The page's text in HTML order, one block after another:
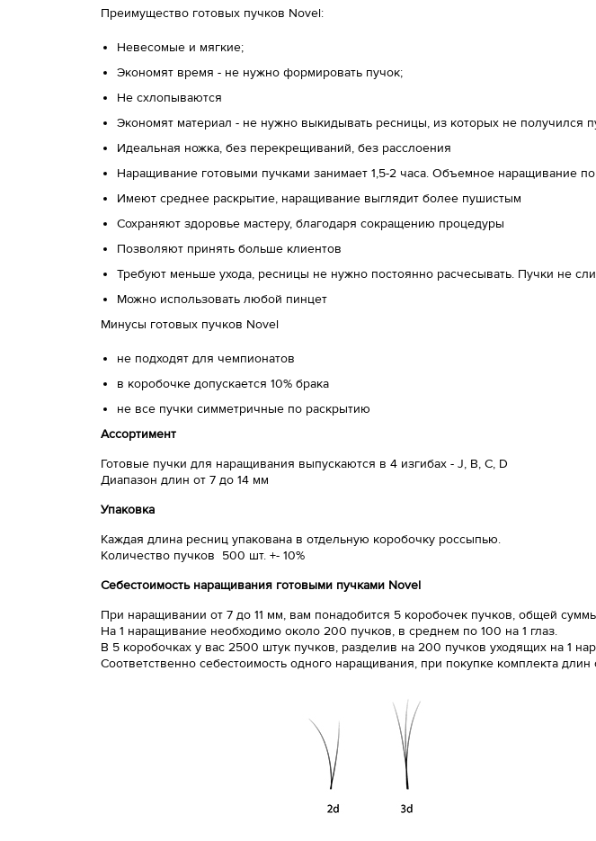
Преимущество готовых пучков Novel:
Невесомые и мягкие;
Экономят время - не нужно формировать пучок;
Не схлопываются
Экономят материал - не нужно выкидывать ресницы, из которых не получился
Идеальная ножка, без перекрещиваний, без расслоения
Наращивание готовыми пучками занимает 1,5-2 часа. Объемное наращивание
Имеют среднее раскрытие, наращивание выглядит более пушистым
Сохраняют здоровье мастеру, благодаря сокращению процедуры
Позволяют принять больше клиентов
Требуют меньше ухода, ресницы не нужно постоянно расчесывать. Пучки не
Можно использовать любой пинцет
Минусы готовых пучков Novel
не подходят для чемпионатов
в коробочке допускается 10% брака
не все пучки симметричные по раскрытию
Ассортимент
Готовые пучки для наращивания выпускаются в 4 изгибах - J, B, C, D
Диапазон длин от 7 до 14 мм
Упаковка
Каждая длина ресниц упакована в отдельную коробочку россыпью.
Количество пучков 500 шт. +- 10%
Себестоимость наращивания готовыми пучками Novel
При наращивании от 7 до 11 мм, вам понадобится 5 коробочек пучков, общей
На 1 наращивание необходимо около 200 пучков, в среднем по 100 на 1 глаз.
В 5 коробочках у вас 2500 штук пучков, разделив на 200 пучков уходящих на 1
Соответственно себестоимость одного наращивания, при покупке комплекта